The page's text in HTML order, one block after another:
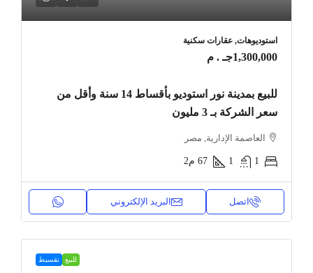
استوديوهات, عقارات سكنية
1,300,000جـ . م
للبيع بمدينة نور استوديو بأقساط 14 سنة وأقل من
سعر الشركة بـ 3 مليون
العاصمة الإدارية, مصر
1
1
67 م2
اتصل البريد الإلكتروني
للبيع تقسيط